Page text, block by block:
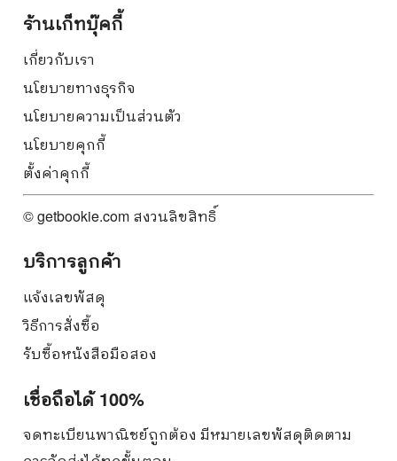
ร้านเก็ทบุ๊คกี้
เกี่ยวกับเรา
นโยบายทางธุรกิจ
นโยบายความเป็นส่วนตัว
นโยบายคุกกี้
ตั้งค่าคุกกี้
© getbookie.com สงวนลิขสิทธิ์
บริการลูกค้า
แจ้งเลขพัสดุ
วิธีการสั่งซื้อ
รับซื้อหนังสือมือสอง
เชื่อถือได้ 100%
จดทะเบียนพาณิชย์ถูกต้อง มีหมายเลขพัสดุติดตาม